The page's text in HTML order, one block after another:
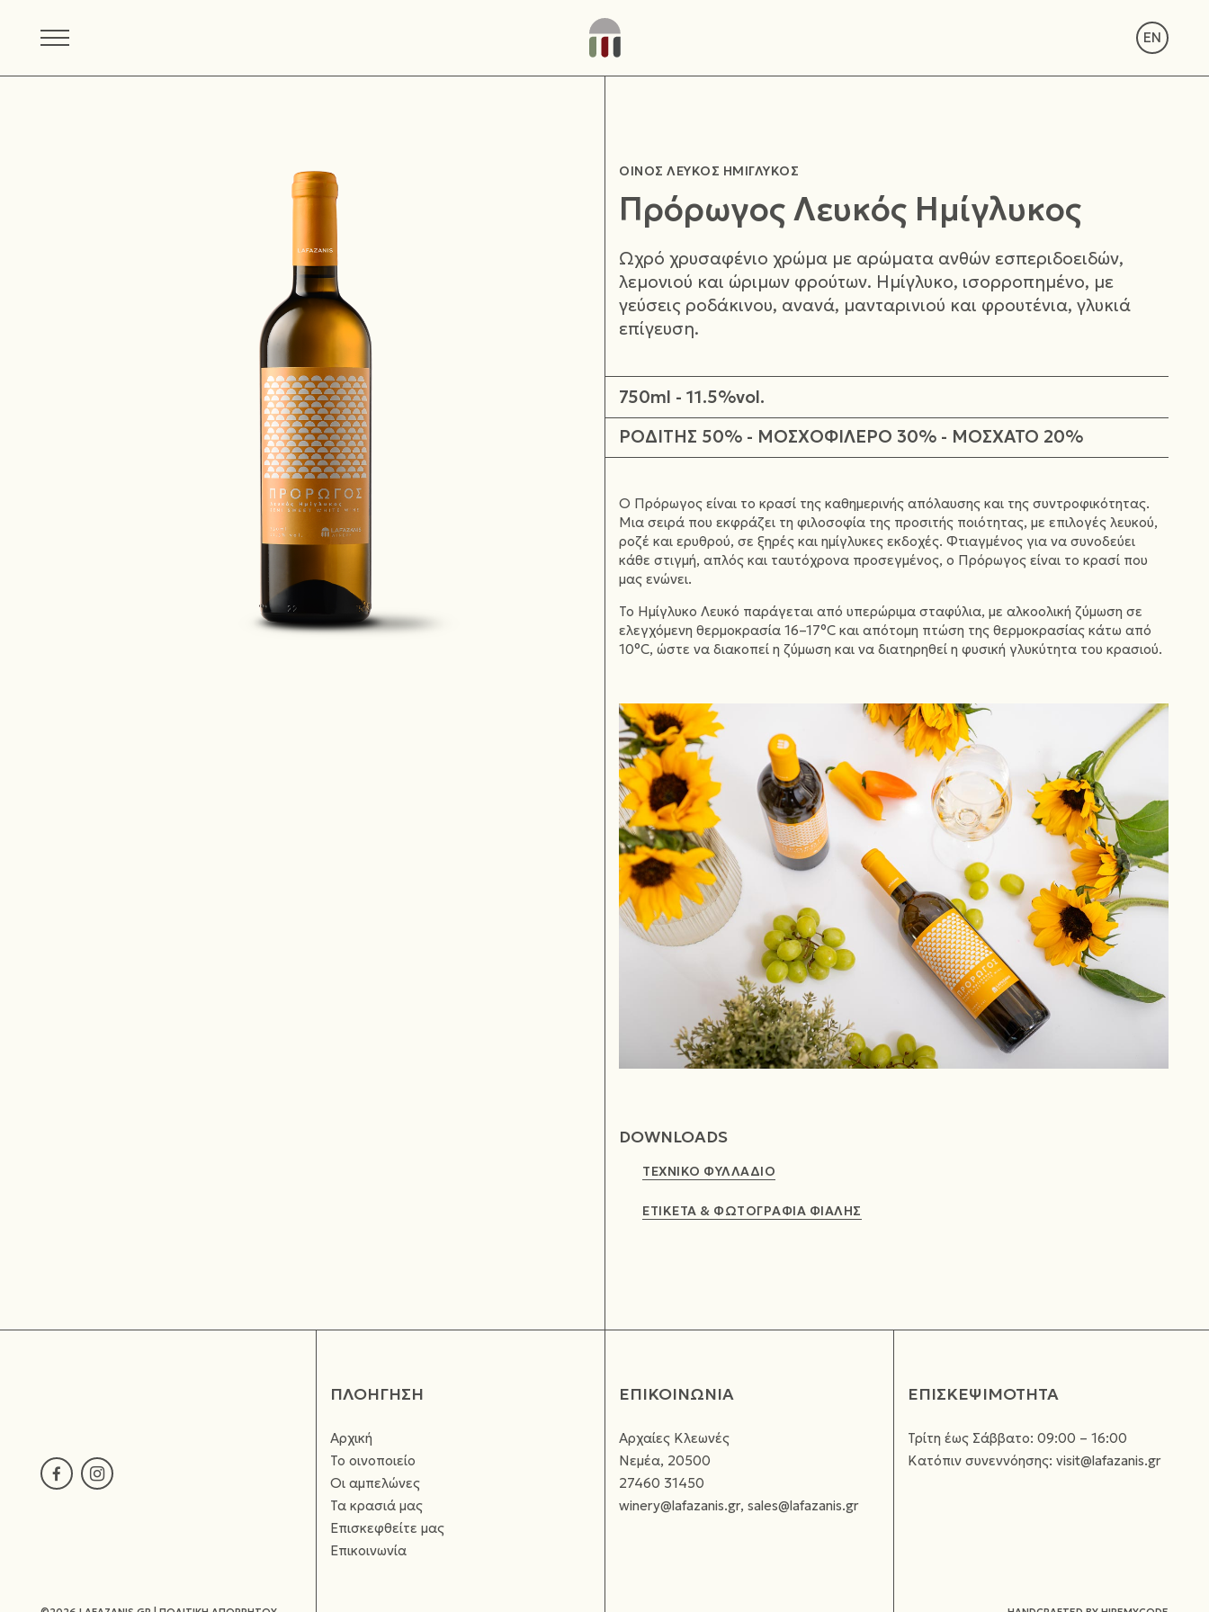
EN
ΟΙΝΟΣ ΛΕΥΚΟΣ ΗΜΙΓΛΥΚΟΣ
Πρόρωγος Λευκός Ημίγλυκος
Ωχρό χρυσαφένιο χρώμα με αρώματα ανθών εσπεριδοειδών,
λεμονιού και ώριμων φρούτων. Ημίγλυκο, ισορροπημένο, με
γεύσεις ροδάκινου, ανανά, μανταρινιού και φρουτένια, γλυκιά
επίγευση.
750ml - 11.5%vol.
ΡΟΔΙΤΗΣ 50% - ΜΟΣΧΟΦΙΛΕΡΟ 30% - ΜΟΣΧΑΤΟ 20%
Ο Πρόρωγος είναι το κρασί της καθημερινής απόλαυσης και της συντροφικότητας.
Μια σειρά που εκφράζει τη φιλοσοφία της προσιτής ποιότητας, με επιλογές λευκού,
ροζέ και ερυθρού, σε ξηρές και ημίγλυκες εκδοχές. Φτιαγμένος για να συνοδεύει
κάθε στιγμή, απλός και ταυτόχρονα προσεγμένος, ο Πρόρωγος είναι το κρασί που
μας ενώνει.
Το Ημίγλυκο Λευκό παράγεται από υπερώριμα σταφύλια, με αλκοολική ζύμωση σε
ελεγχόμενη θερμοκρασία 16–17°C και απότομη πτώση της θερμοκρασίας κάτω από
10°C, ώστε να διακοπεί η ζύμωση και να διατηρηθεί η φυσική γλυκύτητα του κρασιού.
DOWNLOADS
ΤΕΧΝΙΚΟ ΦΥΛΛΑΔΙΟ
ΕΤΙΚΕΤΑ & ΦΩΤΟΓΡΑΦΙΑ ΦΙΑΛΗΣ
ΠΛΟΗΓΗΣΗ
Αρχική
Το οινοποιείο
Οι αμπελώνες
Τα κρασιά μας
Επισκεφθείτε μας
Επικοινωνία
ΕΠΙΚΟΙΝΩΝΙΑ
Αρχαίες Κλεωνές
Νεμέα, 20500
27460 31450
winery@lafazanis.gr, sales@lafazanis.gr
ΕΠΙΣΚΕΨΙΜΟΤΗΤΑ
Τρίτη έως Σάββατο: 09:00 – 16:00
Κατόπιν συνεννόησης: visit@lafazanis.gr